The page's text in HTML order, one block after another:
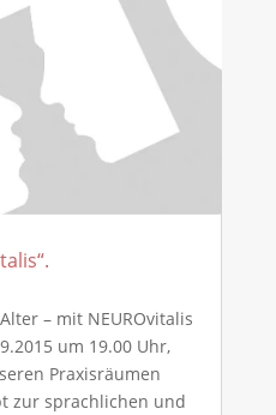
– mit NEUROvitalis
um 19.00 Uhr,
Praxisräumen
zur sprachlichen und